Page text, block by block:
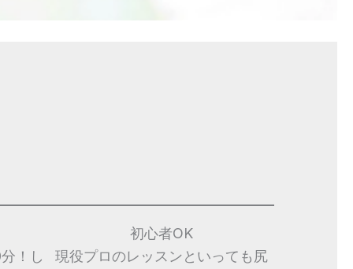
！し
初心者OK
現役プロのレッスンといっても尻